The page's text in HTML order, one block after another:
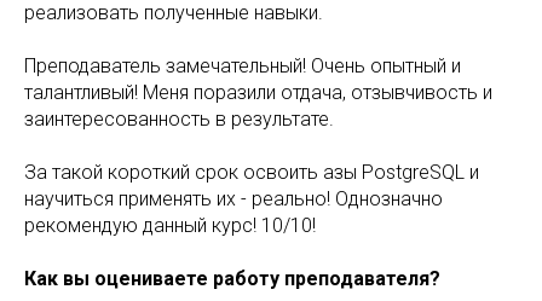
реализовать полученные навыки.
Преподаватель замечательный! Очень опытный и
талантливый! Меня поразили отдача, отзывчивость и
заинтересованность в результате.
За такой короткий срок освоить азы PostgreSQL и
научиться применять их - реально! Однозначно
рекомендую данный курс! 10/10!
Как вы оцениваете работу преподавателя?